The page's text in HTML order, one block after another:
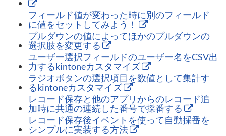
フィールド値が変わった時に別のフィールド
に値をセットしてみよう！
プルダウンの値によってほかのプルダウンの
選択肢を変更する
ユーザー選択フィールドのユーザー名をCSV出
力するkintoneカスタマイズ
ラジオボタンの選択項目を数値として集計す
るkintoneカスタマイズ
レコード保存と他のアプリからのレコード追
加時に共通の連続した番号で採番する
レコード保存後イベントを使って自動採番を
シンプルに実装する方法